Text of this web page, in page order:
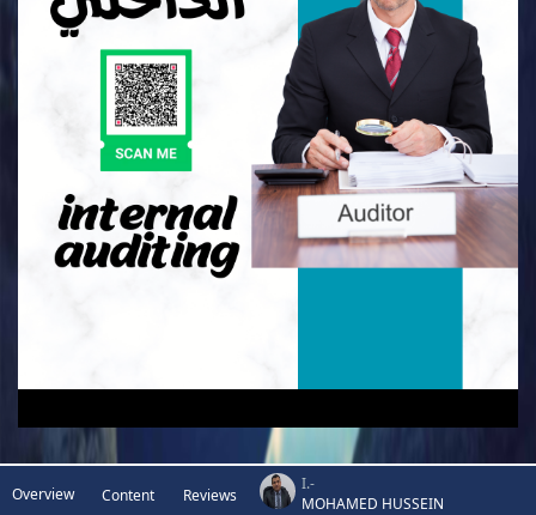
Overview Content Reviews
I.-
MOHAMED HUSSEIN